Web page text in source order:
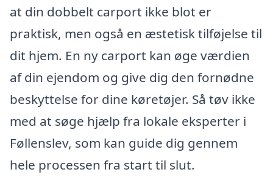
at din dobbelt carport ikke blot er
praktisk, men også en æstetisk tilføjelse til
dit hjem. En ny carport kan øge værdien
af din ejendom og give dig den fornødne
beskyttelse for dine køretøjer. Så tøv ikke
med at søge hjælp fra lokale eksperter i
Føllenslev, som kan guide dig gennem
hele processen fra start til slut.